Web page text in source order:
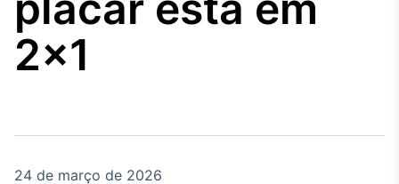
Agro
Broadcast
2×1
24 de março de 2026